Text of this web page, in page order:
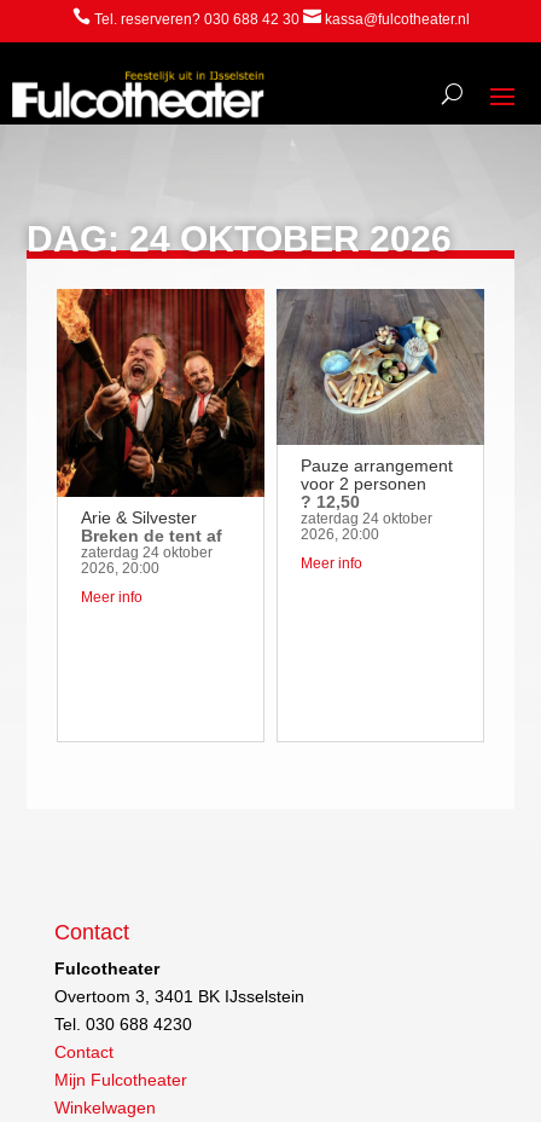
Tel. reserveren? 030 688 42 30  kassa@fulcotheater.nl
DAG: 24 OKTOBER 2026
Arie & Silvester
Breken de tent af
zaterdag 24 oktober
2026, 20:00
Meer info
Pauze arrangement
voor 2 personen
? 12,50
zaterdag 24 oktober
2026, 20:00
Meer info
Contact
Fulcotheater
Overtoom 3, 3401 BK IJsselstein
Tel. 030 688 4230
Contact
Mijn Fulcotheater
Winkelwagen